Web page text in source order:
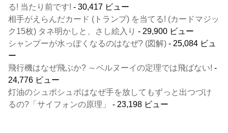
る! 当たり前です! - 30,417 ビュー
相手がえらんだカード (トランプ) を当てる! (カードマジッ
ク15枚) タネ明かしと、さし絵入り - 29,900 ビュー
シャンプーが水っぽくなるのはなぜ? (図解) - 25,084 ビュ
ー
飛行機はなぜ飛ぶか? ～ベルヌーイの定理では飛ばない! -
24,776 ビュー
灯油のシュポシュポはなぜ手を放してもずっと出つづけ
るの?「サイフォンの原理」
- 23,198 ビュー